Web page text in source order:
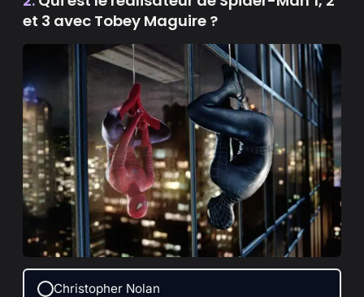
et 3 avec Tobey Maguire ?
Christopher Nolan